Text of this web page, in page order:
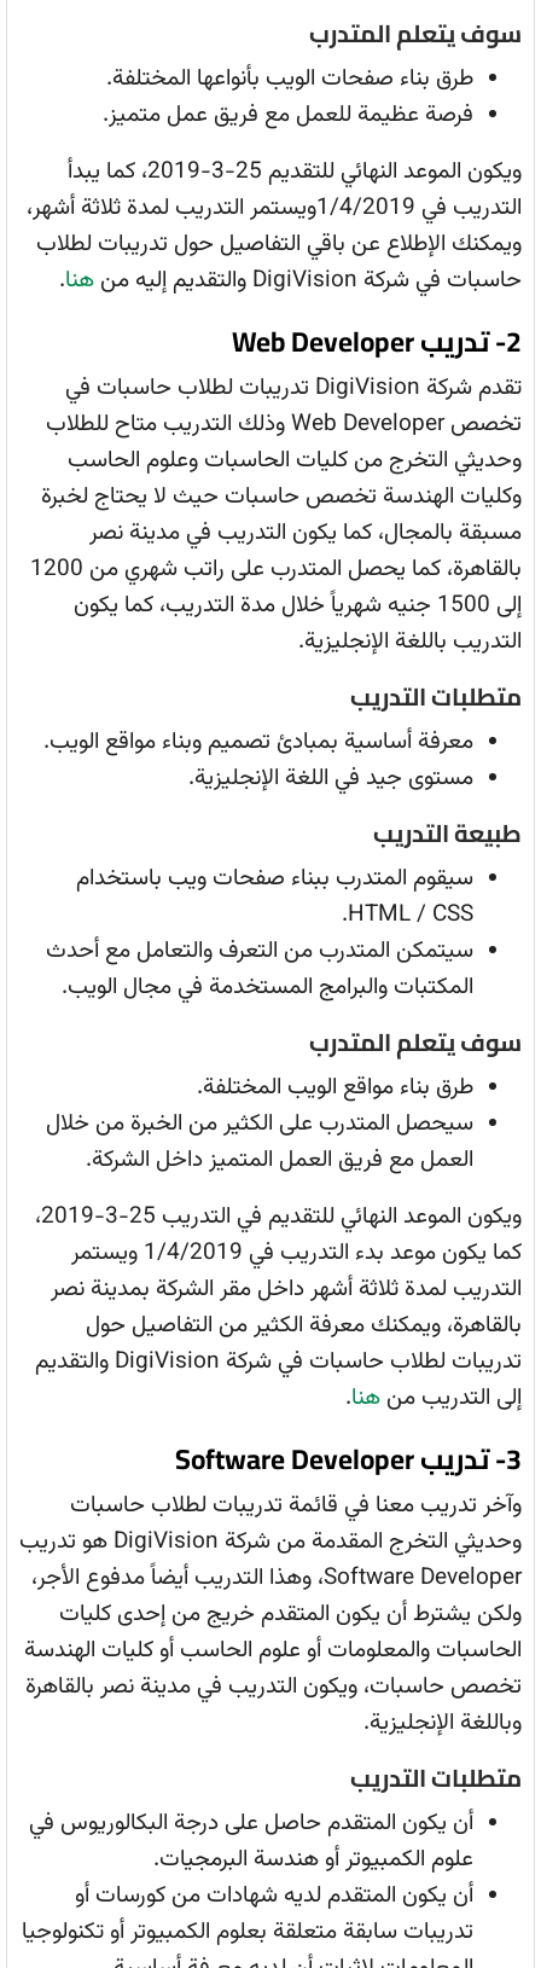
سوف يتعلم المتدرب
طرق بناء صفحات الويب بأنواعها المختلفة.
فرصة عظيمة للعمل مع فريق عمل متميز.
ويكون الموعد النهائي للتقديم 25-3-2019، كما يبدأ
التدريب في 1/4/2019ويستمر التدريب لمدة ثلاثة أشهر،
ويمكنك الإطلاع عن باقي التفاصيل حول تدريبات لطلاب
حاسبات في شركة DigiVision والتقديم إليه من
هنا.
2- تدريب Web Developer
تقدم شركة DigiVision تدريبات لطلاب حاسبات في
تخصص Web Developer وذلك التدريب متاح للطلاب
وحديثي التخرج من كليات الحاسبات وعلوم الحاسب
وكليات الهندسة تخصص حاسبات حيث لا يحتاج لخبرة
مسبقة بالمجال، كما يكون التدريب في مدينة نصر
بالقاهرة، كما يحصل المتدرب على راتب شهري من 1200
إلى 1500 جنيه شهرياً خلال مدة التدريب، كما يكون
التدريب باللغة الإنجليزية.
متطلبات التدريب
معرفة أساسية بمبادئ تصميم وبناء مواقع الويب.
مستوى جيد في اللغة الإنجليزية.
طبيعة التدريب
سيقوم المتدرب ببناء صفحات ويب باستخدام
HTML / CSS.
سيتمكن المتدرب من التعرف والتعامل مع أحدث
المكتبات والبرامج المستخدمة في مجال الويب.
سوف يتعلم المتدرب
طرق بناء مواقع الويب المختلفة.
سيحصل المتدرب على الكثير من الخبرة من خلال
العمل مع فريق العمل المتميز داخل الشركة.
ويكون الموعد النهائي للتقديم في التدريب 25-3-2019،
كما يكون موعد بدء التدريب في 1/4/2019 ويستمر
التدريب لمدة ثلاثة أشهر داخل مقر الشركة بمدينة نصر
بالقاهرة، ويمكنك معرفة الكثير من التفاصيل حول
تدريبات لطلاب حاسبات في شركة DigiVision والتقديم
إلى التدريب من هنا.
3- تدريب Software Developer
وآخر تدريب معنا في قائمة تدريبات لطلاب حاسبات
وحديثي التخرج المقدمة من شركة DigiVision هو تدريب
Software Developer، وهذا التدريب أيضاً مدفوع الأجر،
ولكن يشترط أن يكون المتقدم خريج من إحدى كليات
الحاسبات والمعلومات أو علوم الحاسب أو كليات الهندسة
تخصص حاسبات، ويكون التدريب في مدينة نصر بالقاهرة
وباللغة الإنجليزية.
متطلبات التدريب
أن يكون المتقدم حاصل على درجة البكالوريوس في
علوم الكمبيوتر أو هندسة البرمجيات.
أن يكون المتقدم لديه شهادات من كورسات أو
تدريبات سابقة متعلقة بعلوم الكمبيوتر أو تكنولوجيا